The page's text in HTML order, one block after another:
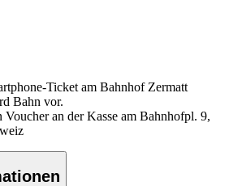
Ticket am Bahnhof Zermatt
Bahn vor.
Voucher an der Kasse am Bahnhofpl. 9,